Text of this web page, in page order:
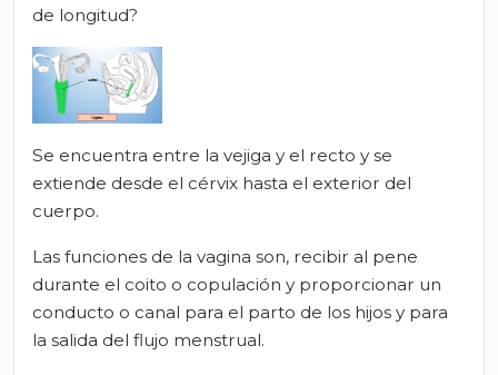
de longitud?
Se encuentra entre la vejiga y el recto y se
extiende desde el cérvix hasta el exterior del
cuerpo.
Las funciones de la vagina son, recibir al pene
durante el coito o copulación y proporcionar un
conducto o canal para el parto de los hijos y para
la salida del flujo menstrual.